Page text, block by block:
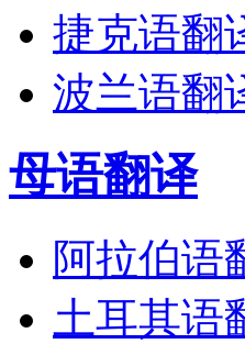
捷克语翻
波兰语翻
母语翻译
阿拉伯语
土耳其语